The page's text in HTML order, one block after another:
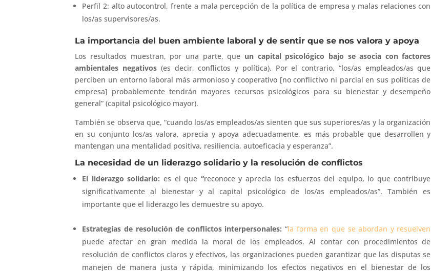
Perfil 2: alto autocontrol, frente a mala percepción de la política de empresa y malas relaciones con
los/as supervisores/as.
La importancia del buen ambiente laboral y de sentir que se nos valora y apoya
Los resultados muestran, por una parte, que un capital psicológico bajo se asocia con factores
ambientales negativos (es decir, conflictos y política). Por el contrario, “los/as empleados/as que
perciben un entorno laboral más armonioso y cooperativo [no conflictivo ni parcial en sus políticas de
empresa] probablemente tendrán mayores recursos psicológicos para su bienestar y desempeño
general” (capital psicológico mayor).
También se observa que, “cuando los/as empleados/as sienten que sus superiores/as y la organización
en su conjunto los/as valora, aprecia y apoya adecuadamente, es más probable que desarrollen y
mantengan una mentalidad positiva, resiliencia, autoeficacia y esperanza”.
La necesidad de un liderazgo solidario y la resolución de conflictos
El liderazgo solidario:es el que “reconoce y aprecia los esfuerzos del equipo, lo que contribuye
significativamente al bienestar y al capital psicológico de los/as empleados/as”. También es
importante que el liderazgo les demuestre su apoyo.
Estrategias de resolución de conflictos interpersonales:“la forma en que se abordan y resuelven
puede afectar en gran medida la moral de los empleados. Al contar con procedimientos de
resolución de conflictos claros y efectivos, las organizaciones pueden garantizar que las disputas se
manejen de manera justa y rápida, minimizando los efectos negativos en el bienestar de los